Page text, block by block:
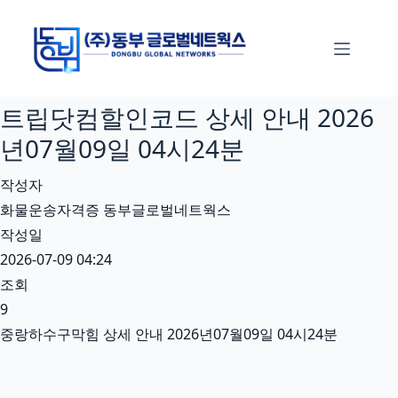
건
너
뛰
기
트립닷컴할인코드 상세 안내 2026
년07월09일 04시24분
작성자
화물운송자격증 동부글로벌네트웍스
작성일
2026-07-09 04:24
조회
9
중랑하수구막힘 상세 안내 2026년07월09일 04시24분